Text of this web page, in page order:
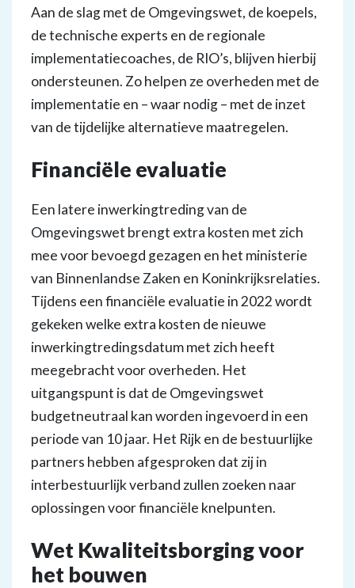
Aan de slag met de Omgevingswet, de koepels,
de technische experts en de regionale
implementatiecoaches, de RIO’s, blijven hierbij
ondersteunen. Zo helpen ze overheden met de
implementatie en – waar nodig – met de inzet
van de tijdelijke alternatieve maatregelen.
Financiële evaluatie
Een latere inwerkingtreding van de
Omgevingswet brengt extra kosten met zich
mee voor bevoegd gezagen en het ministerie
van Binnenlandse Zaken en Koninkrijksrelaties.
Tijdens een financiële evaluatie in 2022 wordt
gekeken welke extra kosten de nieuwe
inwerkingtredingsdatum met zich heeft
meegebracht voor overheden. Het
uitgangspunt is dat de Omgevingswet
budgetneutraal kan worden ingevoerd in een
periode van 10 jaar. Het Rijk en de bestuurlijke
partners hebben afgesproken dat zij in
interbestuurlijk verband zullen zoeken naar
oplossingen voor financiële knelpunten.
Wet Kwaliteitsborging voor
het bouwen